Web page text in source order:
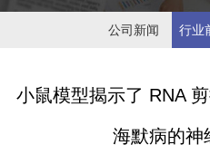
公司新闻 行业
小鼠模型揭示了 RNA
海默病的神